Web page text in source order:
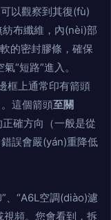
以觀察到其復(fù)
布纖維，內(nèi)部
的密封膠條，確保
“短路”進入。
框上通常印有箭頭
。這個箭頭至關
確方向（一般是從
誤會嚴(yán)重降低
、“A6L空調(diào)濾
視頻。您會看到，拆